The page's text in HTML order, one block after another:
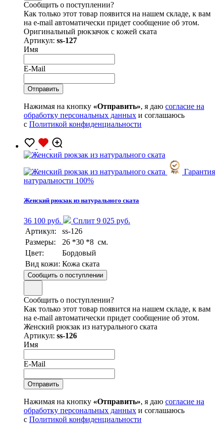
Сообщить о поступлении?
Как только этот товар появится на нашем складе, к вам
на e-mail автоматически придет сообщение об этом.
Оригинальный рюкзачок с кожей ската
Артикул: ss-127
Имя
E-Mail
Нажимая на кнопку «Отправить», я даю согласие на
обработку персональных данных и соглашаюсь
с Политикой конфиденциальности
Гарантия
натуральности 100%
Женский рюкзак из натурального ската
36 100 руб.
Сплит 9 025 руб.
Артикул:
ss-126
Размеры:
26 *30 *8 см.
Цвет:
Бордовый
Вид кожи: Кожа ската
Сообщить о поступлении
Сообщить о поступлении?
Как только этот товар появится на нашем складе, к вам
на e-mail автоматически придет сообщение об этом.
Женский рюкзак из натурального ската
Артикул: ss-126
Имя
E-Mail
Нажимая на кнопку «Отправить», я даю согласие на
обработку персональных данных и соглашаюсь
с Политикой конфиденциальности